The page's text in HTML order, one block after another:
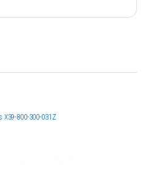
X39-800-300-031Z